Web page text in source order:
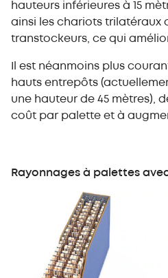
hauteurs inférieures à 15
ainsi les chariots trilatéraux
transtockeurs, ce qui
Il est néanmoins plus
hauts entrepôts
une hauteur de 45 mètres),
coût par palette et à
Rayonnages à palettes